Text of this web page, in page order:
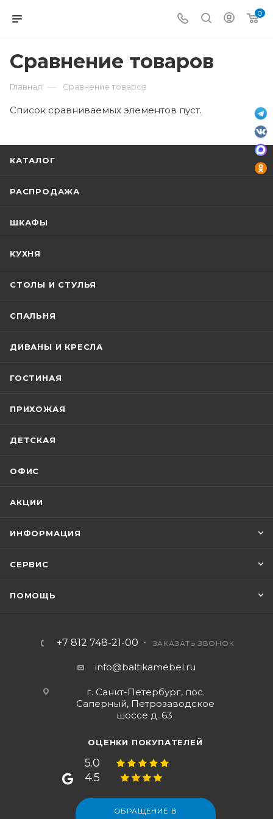
0
Сравнение товаров
Главная — Сравнение товаров
Список сравниваемых элементов пуст.
КАТАЛОГ
РАСПРОДАЖА
ШКАФЫ
КУХНЯ
СТОЛЫ И СТУЛЬЯ
СПАЛЬНЯ
ДИВАНЫ И КРЕСЛА
ГОСТИНАЯ
ПРИХОЖАЯ
ДЕТСКАЯ
ОФИС
АКЦИИ
ИНФОРМАЦИЯ
СЕРВИС
ПОМОЩЬ
+7 812 748-21-00 ЗАКАЗАТЬ ЗВОНОК
info@baltikamebel.ru
г. Санкт-Петербург, пос.
Саперный, Петрозаводское
шоссе д. 63
ОЦЕНКИ ПОКУПАТЕЛЕЙ
5.0
4.5
ОБРАЩЕНИЕ В